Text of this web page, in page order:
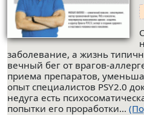
заболевание, а жизнь
вечный бег от врагов-
приема препаратов,
опыт специалистов PSY2.0
недуга есть
попытки его проработки...